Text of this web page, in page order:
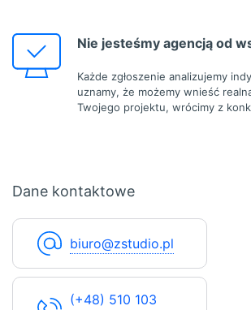
Nie jesteśmy agencją od
Każde zgłoszenie analizujemy
uznamy, że możemy wnieść
Twojego projektu, wrócimy z
Dane kontaktowe
biuro@zstudio.pl
(+48) 510 103